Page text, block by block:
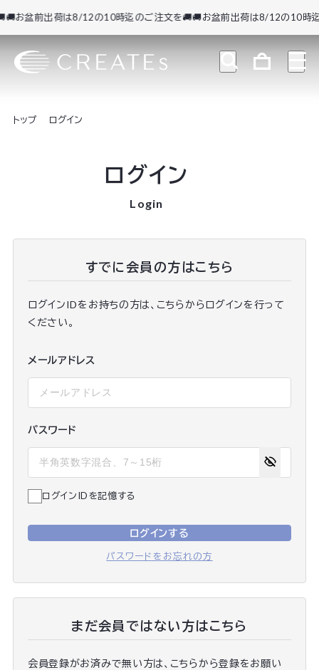
お盆前出荷は8/12の10時迄のご注文を🚚🚚お盆前出荷は8/12の10時迄
トップ ログイン
ログイン
Login
すでに会員の方はこちら
ログインIDをお持ちの方は、こちらからログインを行って
ください。
メールアドレス
パスワード
ログインIDを記憶する
ログインする
パスワードをお忘れの方
まだ会員ではない方はこちら
会員登録がお済みで無い方は、こちらから登録をお願い